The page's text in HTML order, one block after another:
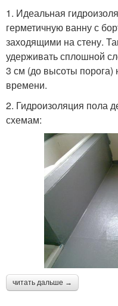
1. Идеальная
герметичную ванну с
заходящими на стену.
удерживать сплошной
3 см (до высоты порога)
времени.
2. Гидроизоляция пола
схемам:
читать дальше →